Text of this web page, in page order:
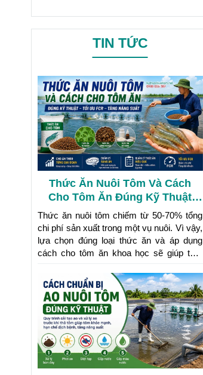
TIN TỨC
Thức Ăn Nuôi Tôm Và Cách
Cho Tôm Ăn Đúng Kỹ Thuật
Giúp Tăng Năng Suất
Thức ăn nuôi tôm chiếm từ 50-70% tổng
chi phí sản xuất trong một vụ nuôi. Vì vậy,
lựa chọn đúng loại thức ăn và áp dụng
cách cho tôm ăn khoa học sẽ giúp tôm
thời tối ưu hệ số chuyển đổi thức ăn
(FCR). Bên cạnh đó, quản lý thức ăn tôm
hiệu quả còn góp phần hạn chế ô nhiễm
môi trường ao nuôi và nâng cao lợi nhuận
cho người nuôi.